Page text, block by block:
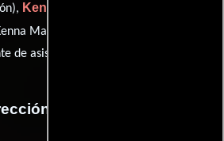
Kenna Marshall-Pittman
Marshall-Pitman)) y
de asistente del director)
artística